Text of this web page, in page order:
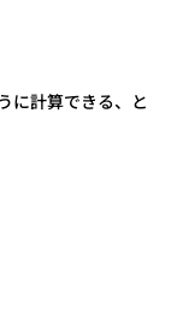
に計算できる、と